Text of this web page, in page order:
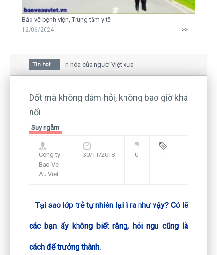
Bảo vệ bệnh viện, Trung tâm y tế
12/06/2024 >>
Tin hot
hoa mai trong văn hóa của người Việt xưa
giữa bức thư gửi mẹ của người... tử tù và của CEO
Dốt mà không dám hỏi, không bao giờ khá
nổi
Suy ngẫm
Cong ty
Bao Ve
Au Viet
30/11/2018 0 Blog
Tại sao lớp trẻ tự nhiên lại ì ra như vậy? Có lẽ
các bạn ấy không biết rằng, hỏi ngu cũng là
cách để trưởng thành.